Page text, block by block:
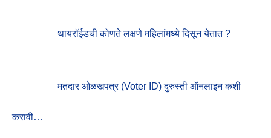
थायरॉईडची कोणते लक्षणे महिलांमध्ये दिसून येतात ?
मतदार ओळखपत्र (Voter ID) दुरुस्ती ऑनलाइन कशी
करावी…